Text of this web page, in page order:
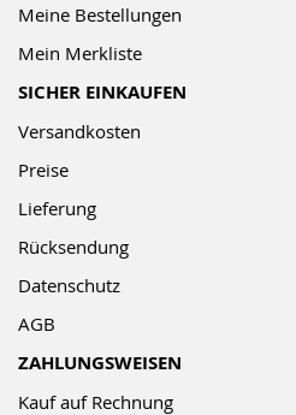
Meine Bestellungen
Mein Merkliste
SICHER EINKAUFEN
Versandkosten
Preise
Lieferung
Rücksendung
Datenschutz
AGB
ZAHLUNGSWEISEN
Kauf auf Rechnung